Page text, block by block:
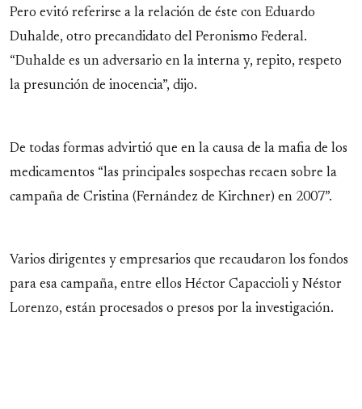
Pero evitó referirse a la relación de éste con Eduardo
Duhalde, otro precandidato del Peronismo Federal.
“Duhalde es un adversario en la interna y, repito, respeto
la presunción de inocencia”, dijo.
De todas formas advirtió que en la causa de la mafia de los
medicamentos “las principales sospechas recaen sobre la
campaña de Cristina (Fernández de Kirchner) en 2007”.
Varios dirigentes y empresarios que recaudaron los fondos
para esa campaña, entre ellos Héctor Capaccioli y Néstor
Lorenzo, están procesados o presos por la investigación.